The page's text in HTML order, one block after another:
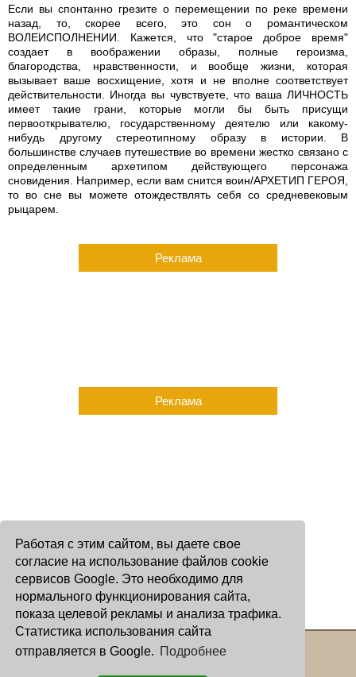
Работая с этим сайтом, вы даете свое
согласие на использование файлов cookie
сервисов Google. Это необходимо для
нормального функционирования сайта,
показа целевой рекламы и анализа трафика.
Статистика использования сайта
отправляется в Google. Подробнее
Если вы спонтанно грезите о перемещении по реке времени
назад, то, скорее всего, это сон о романтическом
ВОЛЕИСПОЛНЕНИИ. Кажется, что "старое доброе время"
создает в воображении образы, полные героизма,
благородства, нравственности, и вообще жизни, которая
вызывает ваше восхищение, хотя и не вполне соответствует
действительности. Иногда вы чувствуете, что ваша ЛИЧНОСТЬ
имеет такие грани, которые могли бы быть присущи
первооткрывателю, государственному деятелю или какому-
нибудь другому стереотипному образу в истории. В
большинстве случаев путешествие во времени жестко связано с
определенным архетипом действующего персонажа
сновидения. Например, если вам снится воин/АРХЕТИП ГЕРОЯ,
то во сне вы можете отождествлять себя со средневековым
рыцарем.
Реклама
Реклама
Copyright © 2000 - 2026 Oculus